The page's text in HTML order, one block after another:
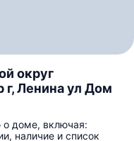
округ
г, Ленина ул Дом
доме, включая:
наличие и список